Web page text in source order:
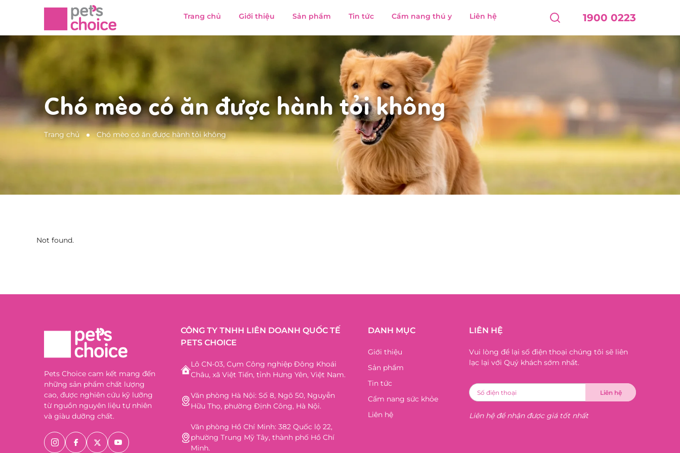
Trang chủ Giới thiệu Sản phẩm Tin tức Cẩm nang thú y Liên hệ 1900 0223
Chó mèo có ăn được hành tỏi không
Trang chủ Chó mèo có ăn được hành tỏi không
Not found.
Pets Choice cam kết mang đến
những sản phẩm chất lượng
cao, được nghiên cứu kỹ lưỡng
từ nguồn nguyên liệu tự nhiên
và giàu dưỡng chất.
CÔNG TY TNHH LIÊN DOANH QUỐC TẾ
PETS CHOICE
Lô CN-03, Cụm Công nghiệp Đông Khoái
Châu, xã Việt Tiến, tỉnh Hưng Yên, Việt Nam.
Văn phòng Hà Nội: Số 8, Ngõ 50, Nguyễn
Hữu Thọ, phường Định Công, Hà Nội.
Văn phòng Hồ Chí Minh: 382 Quốc lộ 22,
phường Trung Mỹ Tây, thành phố Hồ Chí
Minh.
DANH MỤC
Giới thiệu
Sản phẩm
Tin tức
Cẩm nang sức khỏe
Liên hệ
LIÊN HỆ
Vui lòng để lại số điện thoại chúng tôi sẽ liên
lạc lại với Quý khách sớm nhất.
Liên hệ để nhận được giá tốt nhất